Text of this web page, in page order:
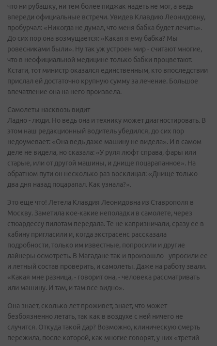
что ни рубашку, ни тем более пиджак надеть не мог, а ведь
впереди официальные встречи. Увидев Клавдию Леонидовну,
пробурчал: «Никогда не думал, что меня бабка будет лечить».
До сих пор она возмущается: «Какая я ему бабка? Мы
ровесниками были». Ну так уж устроен мир - считают многие,
что в неофициальной медицине только бабки процветают.
Кстати, тот министр оказался единственным, кто впоследствии
прислал ей достаточно крупную сумму за лечение. Большое
впечатление она на него произвела.
Самолеты насквозь видит
Ладно - люди. Но ведь она и технику может диагностировать. В
этом наш редакционный водитель убедился, до сих пор
недоумевает: «Она ведь даже машину не видела». И в самом
деле не видела, но сказала: «У руля люфт справа, фары или
старые, или от другой машины, и днище поцарапанное». На
обратном пути он несколько раз восклицал: «Днище только
два дня назад поцарапал. Как узнала?».
Это еще что! Летела Клавдия Леонидовна из Ставрополя в
Москву. Заметила кое-какие неполадки в самолете, через
стюардессу пилотам передала. Те не капризничали, сразу ее в
кабину пригласили и, когда экстрасенс рассказала
подробности, только им известные, попросили и другие
лайнеры осмотреть. В Магадане так и произошло - упросили ее
и летный состав проверить, и самолеты. Даже на работу звали.
«Какая мне разница, - говорит она, - человека рассматривать
или машину. И там, и там все видно».
Она знает, сколько лет проживет, знает, что может
безбоязненно летать, так как в воздухе с ней ничего не
случится. Откуда такой дар? Возможно, клиническую смерть
пережила, после которой, как многие говорят, у них «третий